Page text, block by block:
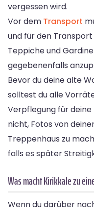
vergessen wird.
Vor dem Transport
und für den
Teppiche und
gegebenenfalls
Bevor du deine alte
solltest du alle
Verpflegung für deine
nicht, Fotos von
Treppenhaus zu
falls es später
Was macht Kirikkale zu
Wenn du darüber